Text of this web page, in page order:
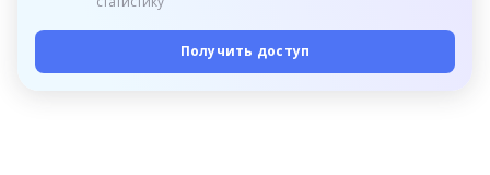
Получить доступ